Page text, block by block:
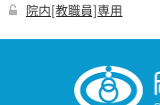
院内[教職員]専用